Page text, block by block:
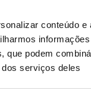
conteúdo
que podem
serviços deles